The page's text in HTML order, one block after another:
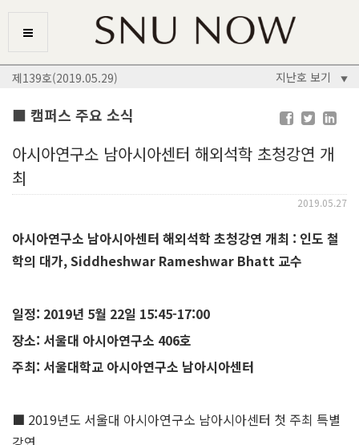
제139호(2019.05.29) 지난호 보기 ▼
■ 캠퍼스 주요 소식
아시아연구소 남아시아센터 해외석학 초청강연 개
최
2019.05.27
아시아연구소 남아시아센터 해외석학 초청강연 개최 : 인도 철
학의 대가, Siddheshwar Rameshwar Bhatt 교수
일정: 2019년 5월 22일 15:45-17:00
장소: 서울대 아시아연구소 406호
주최: 서울대학교 아시아연구소 남아시아센터
■ 2019년도 서울대 아시아연구소 남아시아센터 첫 주최 특별